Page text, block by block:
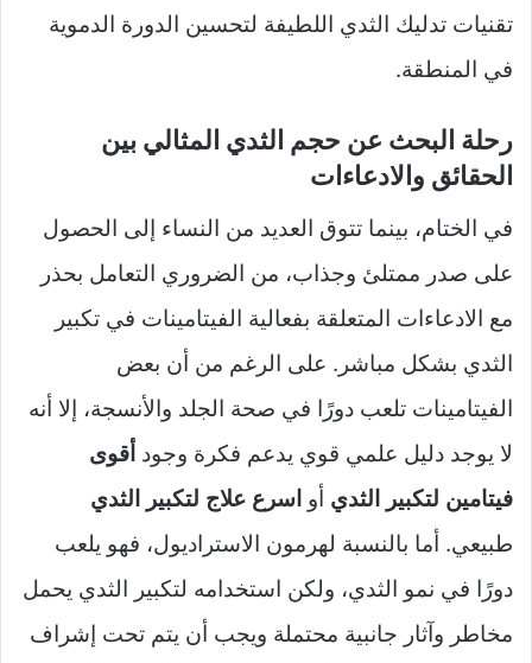
تقنيات تدليك الثدي اللطيفة لتحسين الدورة الدموية
في المنطقة.
رحلة البحث عن حجم الثدي المثالي بين
الحقائق والادعاءات
في الختام، بينما تتوق العديد من النساء إلى الحصول
على صدر ممتلئ وجذاب، من الضروري التعامل بحذر
مع الادعاءات المتعلقة بفعالية الفيتامينات في تكبير
الثدي بشكل مباشر. على الرغم من أن بعض
الفيتامينات تلعب دورًا في صحة الجلد والأنسجة، إلا أنه
لا يوجد دليل علمي قوي يدعم فكرة وجود أقوى
فيتامين لتكبير الثدي أو اسرع علاج لتكبير الثدي
طبيعي. أما بالنسبة لهرمون الاستراديول، فهو يلعب
دورًا في نمو الثدي، ولكن استخدامه لتكبير الثدي يحمل
مخاطر وآثار جانبية محتملة ويجب أن يتم تحت إشراف